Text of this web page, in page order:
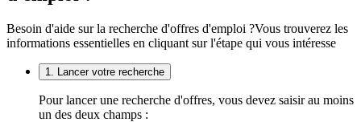
Besoin d'aide sur la recherche d'offres d'emploi ?Vous trouverez les
informations essentielles en cliquant sur l'étape qui vous intéresse
1. Lancer votre recherche
Pour lancer une recherche d'offres, vous devez saisir au moins
un des deux champs :